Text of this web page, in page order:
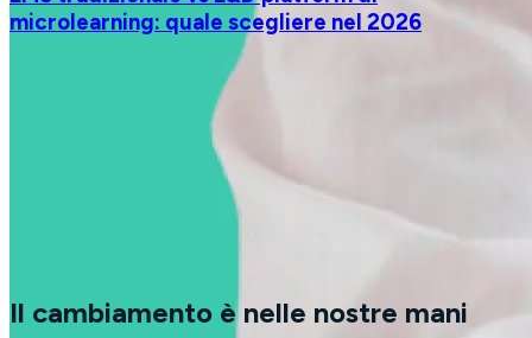
microlearning: quale scegliere nel 2026
Il cambiamento è nelle nostre mani